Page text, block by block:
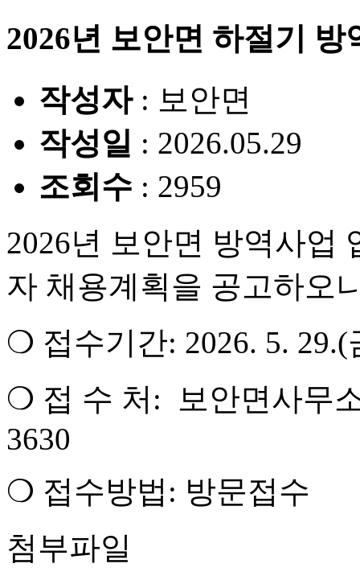
2026년 보안면 하절기
작성자: 보안면
작성일 : 2026.05.29
조회수 : 2959
2026년 보안면 방역사업
자 채용계획을 공고하오
❍ 접수기간: 2026. 5.
❍ 접 수 처: 보안면사무
3630
❍ 접수방법: 방문접수
첨부파일